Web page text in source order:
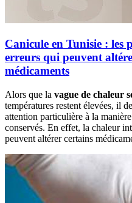
Canicule en Tunisie : les
erreurs qui peuvent
médicaments
Alors que la vague de chaleur
températures restent élevées, il
attention particulière à la
conservés. En effet, la chaleur
peuvent altérer certains